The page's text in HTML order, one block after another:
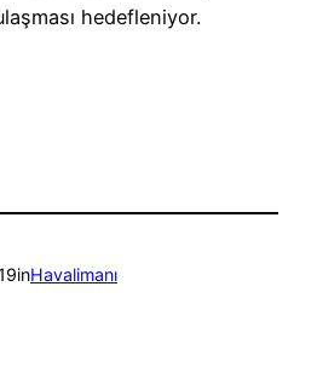
hedefleniyor.
inHavalimanı